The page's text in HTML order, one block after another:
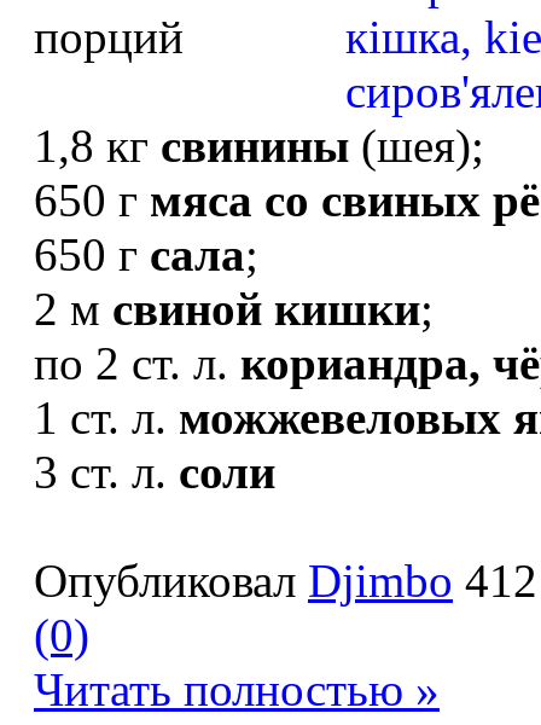
порций
1,8 кг свинины (шея);
650 г мяса со свиных
650 г сала;
2 м свиной кишки;
по 2 ст. л. кориандра,
1 ст. л. можжевеловых
3 ст. л. соли
Опубликовал Djimbo
(0)
Читать полностью »